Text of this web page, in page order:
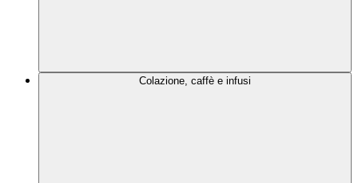
Colazione, caffè e infusi